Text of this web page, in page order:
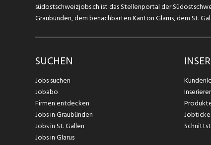
südostschweizjobs.ch ist das Stellenportal der
Graubünden, dem benachbarten Kanton Glarus, dem St.
SUCHEN
Jobs suchen
Jobabo
Firmen entdecken
Jobs in Graubünden
Jobs in St. Gallen
Jobs in Glarus